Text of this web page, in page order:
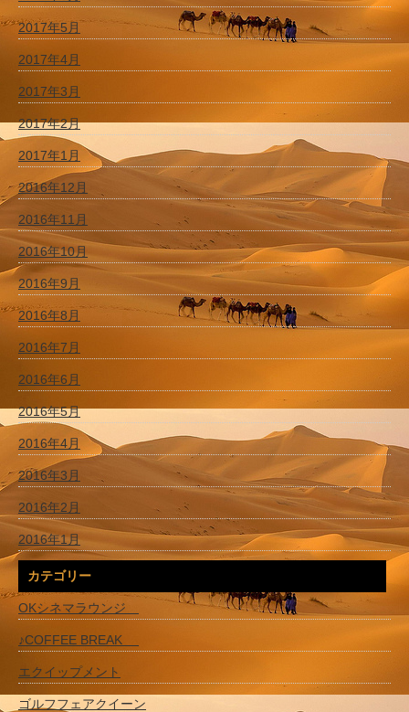
2017年5月
2017年4月
2017年3月
2017年2月
2017年1月
2016年12月
2016年11月
2016年10月
2016年9月
2016年8月
2016年7月
2016年6月
2016年5月
2016年4月
2016年3月
2016年2月
2016年1月
カテゴリー
OKシネマラウンジ
♪COFFEE BREAK
エクイップメント
ゴルフフェアクイーン